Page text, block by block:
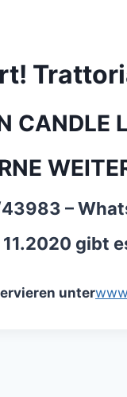
CANDLE
–
gibt
unter